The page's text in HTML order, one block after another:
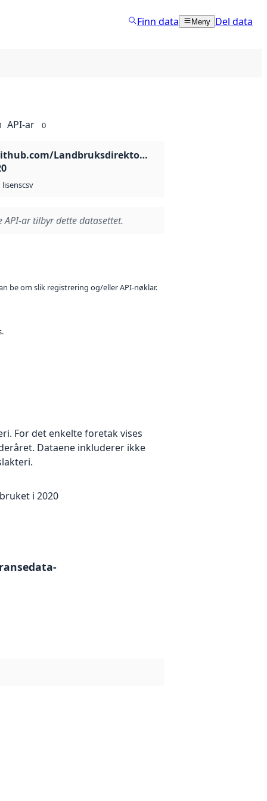
Finn data Meny Del data
API-ar 0
LandbruksdirektoratetGIT/opendata/tree/
lisenscsv
API-ar tilbyr dette datasettet.
be om slik registrering og/eller API-nøklar.
For det enkelte foretak vises
Dataene inkluderer ikke
i 2020